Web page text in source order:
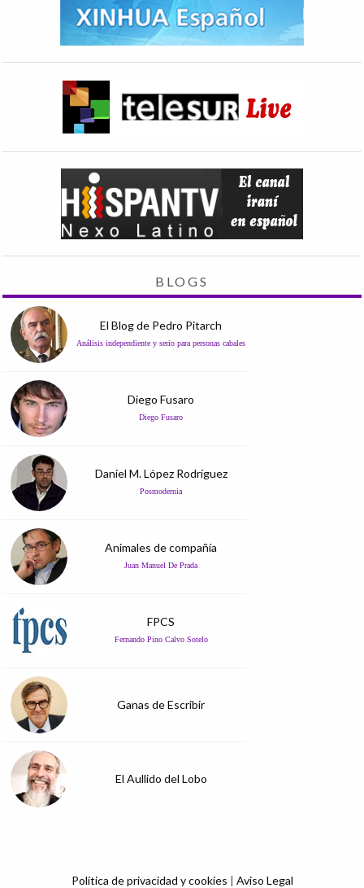
BLOGS
El Blog de Pedro Pitarch
Análisis independiente y serio para personas cabales
Diego Fusaro
Diego Fusaro
Daniel M. López Rodríguez
Posmodernia
Animales de compañía
Juan Manuel De Prada
FPCS
Fernando Pino Calvo Sotelo
Ganas de Escribir
El Aullido del Lobo
Política de privacidad y cookies | Aviso Legal